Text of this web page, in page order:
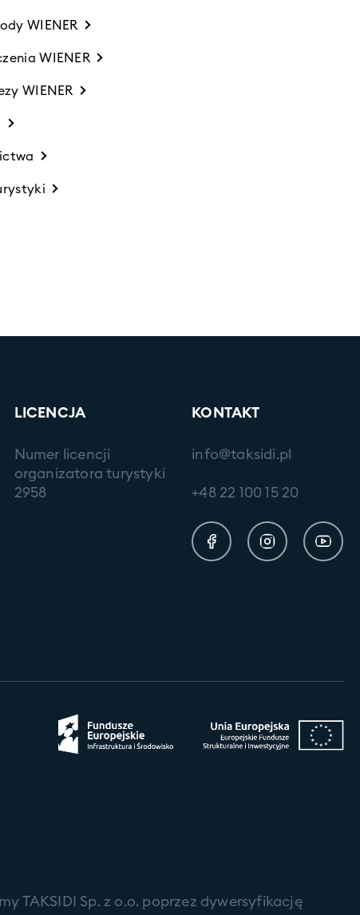
WIENER
WIENER
WIENER
LICENCJA
Numer licencji
organizatora turystyki
2958
KONTAKT
info@taksidi.pl
+48 22 100 15 20
TAKSIDI Sp. z o.o. poprzez dywersyfikację